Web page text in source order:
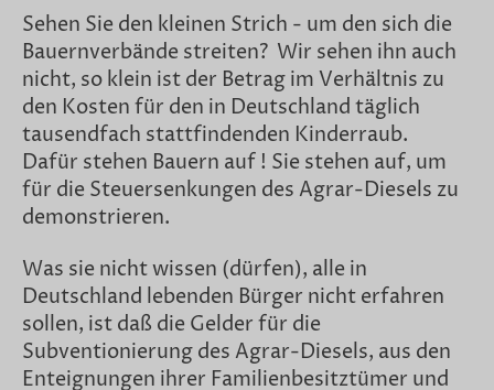
Sehen Sie den kleinen Strich - um den sich die
Bauernverbände streiten? Wir sehen ihn auch
nicht, so klein ist der Betrag im Verhältnis zu
den Kosten für den in Deutschland täglich
tausendfach stattfindenden Kinderraub.
Dafür stehen Bauern auf ! Sie stehen auf, um
für die Steuersenkungen des Agrar-Diesels zu
demonstrieren.
Was sie nicht wissen (dürfen), alle in
Deutschland lebenden Bürger nicht erfahren
sollen, ist daß die Gelder für die
Subventionierung des Agrar-Diesels, aus den
Enteignungen ihrer Familienbesitztümer und